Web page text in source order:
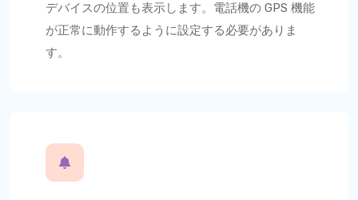
デバイスの位置も表示します。電話機の GPS 機能
が正常に動作するように設定する必要がありま
す。